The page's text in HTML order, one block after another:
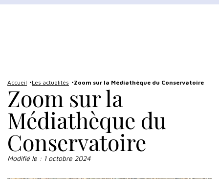
Accueil Les actualités Zoom sur la Médiathèque du Conservatoire
Zoom sur la
Médiathèque du
Conservatoire
Modifié le : 1 octobre 2024